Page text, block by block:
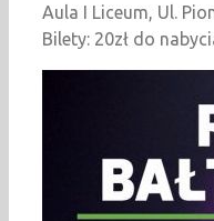
Aula I Liceum, Ul.
Bilety: 20zł do